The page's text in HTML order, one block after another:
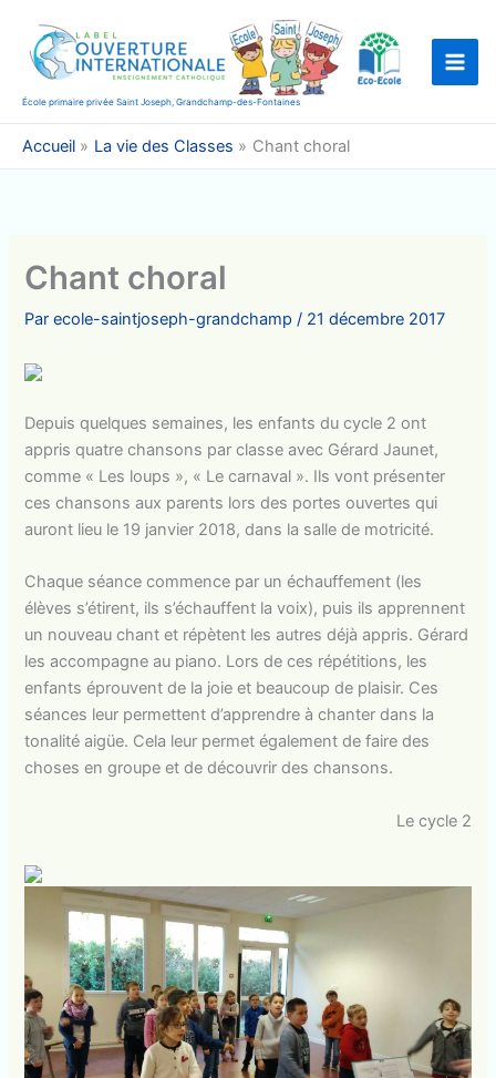
contenu
École primaire privée Saint Joseph, Grandchamp-des-Fontaines
Accueil La vie des Classes Chant choral
Chant choral
Parecole-saintjoseph-grandchamp/ 21 décembre 2017
Depuis quelques semaines, les enfants du cycle 2 ont
appris quatre chansons par classe avec Gérard Jaunet,
comme « Les loups », « Le carnaval ». Ils vont présenter
ces chansons aux parents lors des portes ouvertes qui
auront lieu le 19 janvier 2018, dans la salle de motricité.
Chaque séance commence par un échauffement (les
élèves s’étirent, ils s’échauffent la voix), puis ils apprennent
un nouveau chant et répètent les autres déjà appris. Gérard
les accompagne au piano. Lors de ces répétitions, les
enfants éprouvent de la joie et beaucoup de plaisir. Ces
séances leur permettent d’apprendre à chanter dans la
tonalité aigüe. Cela leur permet également de faire des
choses en groupe et de découvrir des chansons.
Le cycle 2